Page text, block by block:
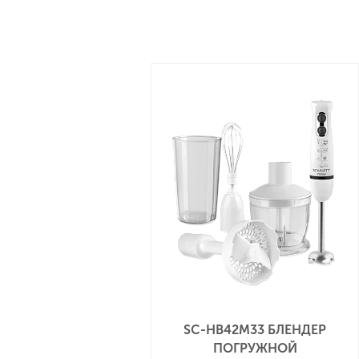
укороченными лезвиями специально создан для
SC-HB42M33 БЛЕНДЕР
ПОГРУЖНОЙ